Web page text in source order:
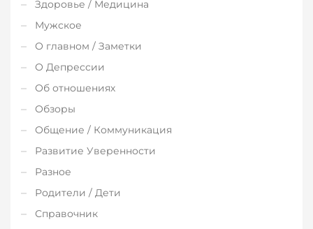
Здоровье / Медицина
Мужское
О главном / Заметки
О Депрессии
Об отношениях
Обзоры
Общение / Коммуникация
Развитие Уверенности
Разное
Родители / Дети
Справочник